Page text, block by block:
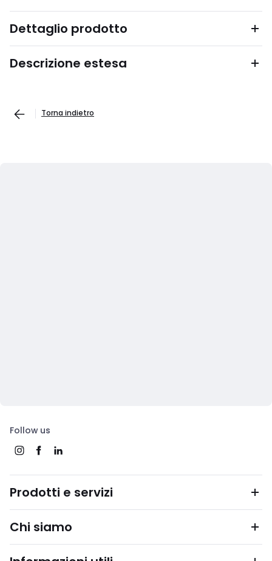
Dettaglio prodotto
Descrizione estesa
Torna indietro
Follow us
Prodotti e servizi
Chi siamo